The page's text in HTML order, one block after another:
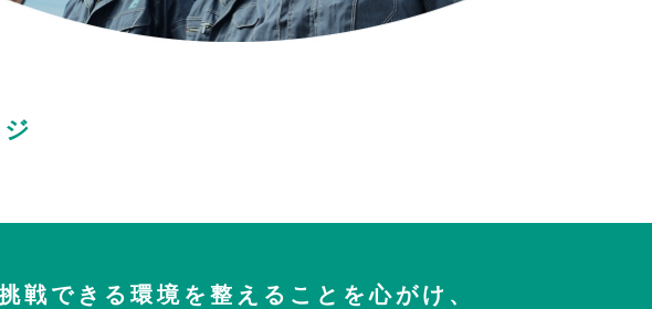
戦できる環境を整えることを心がけ、